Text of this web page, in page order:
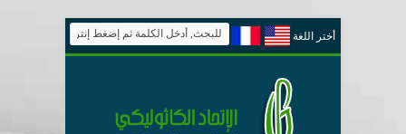
أختر اللغة